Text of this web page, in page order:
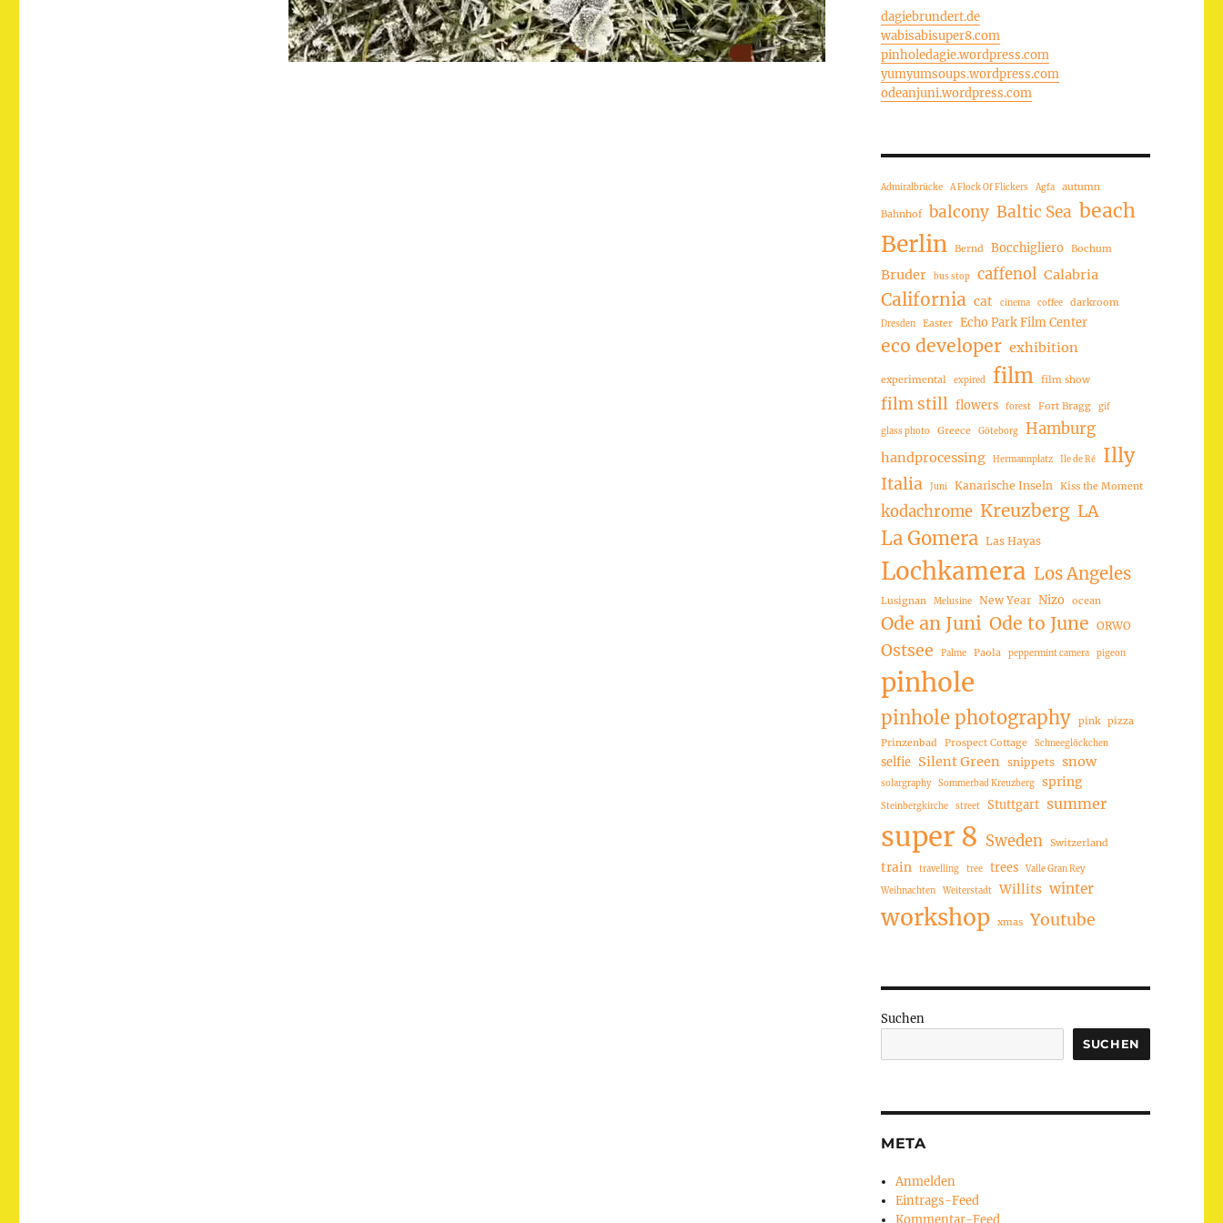
dagiebrundert.de
wabisabisuper8.com
pinholedagie.wordpress.com
yumyumsoups.wordpress.com
odeanjuni.wordpress.com
Admiralbrücke A Flock Of Flickers Agfa autumn
Bahnhof balcony Baltic Sea beach
Berlin Bernd Bocchigliero Bochum
Bruder bus stop caffenol Calabria
California cat cinema coffee darkroom
Dresden Easter Echo Park Film Center
eco developer exhibition
experimental expired film film show
film still flowers forest Fort Bragg gif
glass photo Greece Göteborg Hamburg
handprocessing Hermannplatz Ile de Ré Illy
Italia Juni Kanarische Inseln Kiss the Moment
kodachrome Kreuzberg LA
La Gomera Las Hayas
Lochkamera Los Angeles
Lusignan Melusine New Year Nizo ocean
Ode an Juni Ode to June ORWO
Ostsee Palme Paola peppermint camera pigeon
pinhole
pinhole photography pink pizza
Prinzenbad
Prospect Cottage Schneeglöckchen
selfie Silent Green snippets snow
solargraphy Sommerbad Kreuzberg spring
Steinbergkirche street Stuttgart summer
super 8 Sweden Switzerland
train travelling tree trees
Valle Gran Rey
Weihnachten
Weiterstadt Willits winter
workshop xmas Youtube
Suchen
SUCHEN
META
Anmelden
Eintrags-Feed
Kommentar-Feed